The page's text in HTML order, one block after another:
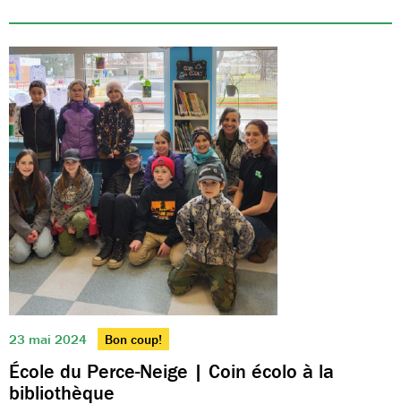
23 mai 2024 Bon coup!
École du Perce-Neige | Coin écolo à la
bibliothèque